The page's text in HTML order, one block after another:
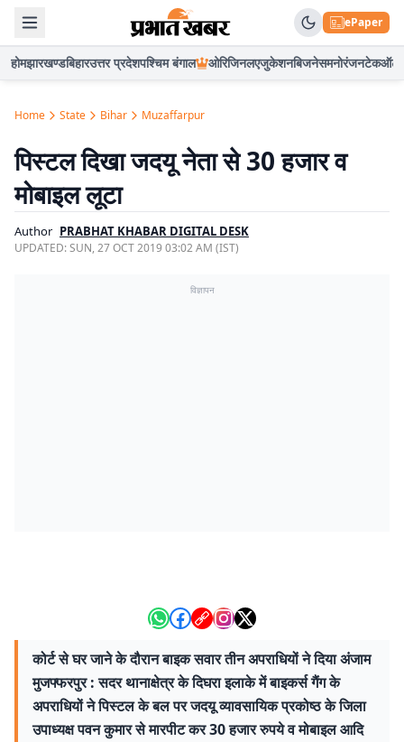
ePaper
होमझारखण्डबिहारउत्तर प्रदेशपश्चिम बंगाल ओरिजिनलएजुकेशनबिजनेसमनोरंजनटेकऑटो
Home State Bihar Muzaffarpur
पिस्टल दिखा जदयू नेता से 30 हजार व
मोबाइल लूटा
Author PRABHAT KHABAR DIGITAL DESK
UPDATED:SUN, 27 OCT 2019 03:02 AM (IST)
विज्ञापन
कोर्ट से घर जाने के दौरान बाइक सवार तीन अपराधियों ने दिया अंजाम
मुजफ्फरपुर : सदर थानाक्षेत्र के दिघरा इलाके में बाइकर्स गैंग के
अपराधियों ने पिस्टल के बल पर जदयू व्यावसायिक प्रकोष्ठ के जिला
उपाध्यक्ष पवन कुमार से मारपीट कर 30 हजार रुपये व मोबाइल आदि